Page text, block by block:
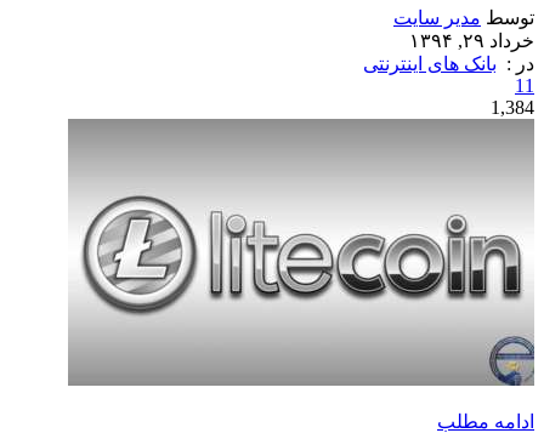
توسط مدیر سایت
خرداد ۲۹, ۱۳۹۴
در : بانک های اینترنتی
11
1,384
ادامه مطلب